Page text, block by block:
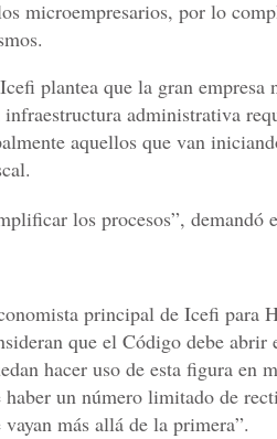
microempresarios, por lo
plantea que la gran empresa
administrativa
aquellos que van
los procesos”, demandó
principal de Icefi para
que el Código debe abrir
hacer uso de esta figura en
haber un número limitado de
más allá de la primera”.